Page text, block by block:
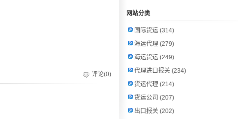
评论(0)
网站分类
国际货运 (314)
海运代理 (279)
海运货运 (249)
代理进口报关 (234)
货运代理 (214)
货运公司 (207)
出口报关 (202)